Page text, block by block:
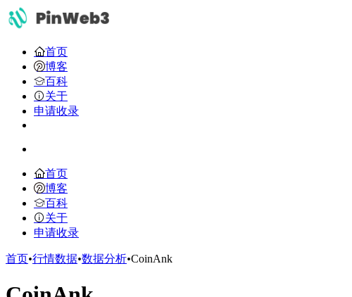
首页
博客
百科
关于
申请收录
首页
博客
百科
关于
申请收录
首页•行情数据•数据分析•CoinAnk